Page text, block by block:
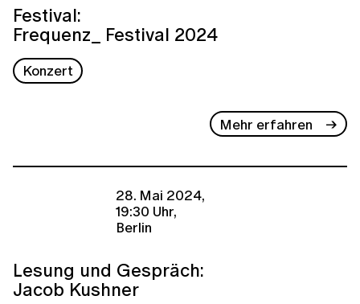
Festival:
Frequenz_ Festival 2024
Konzert
Mehr erfahren
28. Mai 2024,
19:30 Uhr,
Berlin
Lesung und Gespräch:
Jacob Kushner